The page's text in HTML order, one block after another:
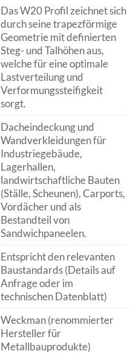
Das W20 Profil zeichnet sich
durch seine trapezförmige
Geometrie mit definierten
Steg- und Talhöhen aus,
welche für eine optimale
Lastverteilung und
Verformungssteifigkeit
sorgt.
Dacheindeckung und
Wandverkleidungen für
Industriegebäude,
Lagerhallen,
landwirtschaftliche Bauten
(Ställe, Scheunen), Carports,
Vordächer und als
Bestandteil von
Sandwichpaneelen.
Entspricht den relevanten
Baustandards (Details auf
Anfrage oder im
technischen Datenblatt)
Weckman (renommierter
Hersteller für
Metallbauprodukte)